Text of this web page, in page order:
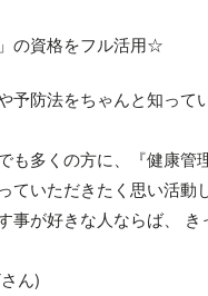
の資格をフル活用☆
予防法をちゃんと知って
も多くの方に、『健康管
ていただきたく思い活動
事が好きな人ならば、
ん)